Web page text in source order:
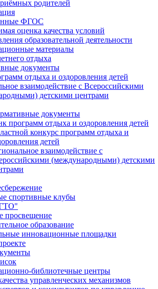
родителей
ФГОС
оценка качества условий
образовательной деятельности
материалы
отдыха
документы
отдыха и оздоровления детей
взаимодействие с Всероссийскими
детскими центрами
документы
программ отдыха и оздоровления детей
конкурс программ отдыха и
детей
взаимодействие с
(международными) детскими
спортивные клубы
просвещение
образование
инновационные площадки
библиотечные центры
управленческих механизмов